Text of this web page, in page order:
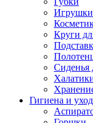
Игрушки
Круги
Сиденья
Гигиена и уход